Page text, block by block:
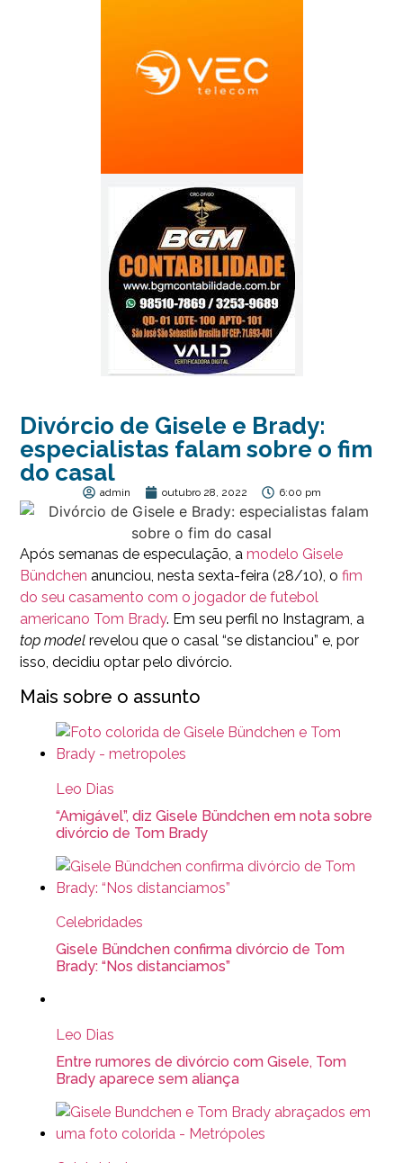
Divórcio de Gisele e Brady:
especialistas falam sobre o fim
do casal
admin outubro 28, 2022 6:00 pm
Após semanas de especulação, a modelo Gisele
Bündchen anunciou, nesta sexta-feira (28/10), o fim
do seu casamento com o jogador de futebol
americano Tom Brady. Em seu perfil no Instagram, a
top model revelou que o casal “se distanciou” e, por
isso, decidiu optar pelo divórcio.
Mais sobre o assunto
Leo Dias
“Amigável”, diz Gisele Bündchen em nota sobre
divórcio de Tom Brady
Celebridades
Gisele Bündchen confirma divórcio de Tom
Brady: “Nos distanciamos”
Leo Dias
Entre rumores de divórcio com Gisele, Tom
Brady aparece sem aliança